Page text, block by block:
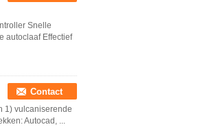
Snelle
autoclaaf Effectief
Contact
1) vulcaniserende
Autocad, ...